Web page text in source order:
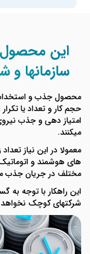
این
سازمانها و
محصول جذب و استخدام
حجم کار و تعداد یا
امتیاز دهی و جذب
میکنند.
معمولا در این نیاز
های هوشمند و
مختلف در جریان جذب
این راهکار با توجه به
شرکتهای کوچک نخواهد